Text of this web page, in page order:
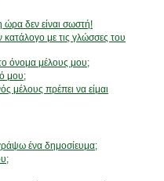
ώρα δεν είναι σωστή!
με τις γλώσσες του
όνομα μέλους μου;
μου;
μέλους πρέπει να είμαι
ένα δημοσίευμα;